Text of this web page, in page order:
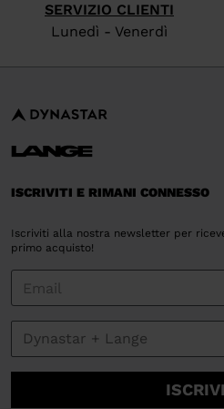
SERVIZIO CLIENTI
Lunedì - Venerdì
ISCRIVITI E RIMANI CONNESSO
Iscriviti alla nostra newsletter per
primo acquisto!